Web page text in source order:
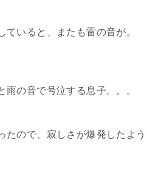
いると、またも雷の音が。
の音で号泣する息子。。。
ので、寂しさが爆発したよう